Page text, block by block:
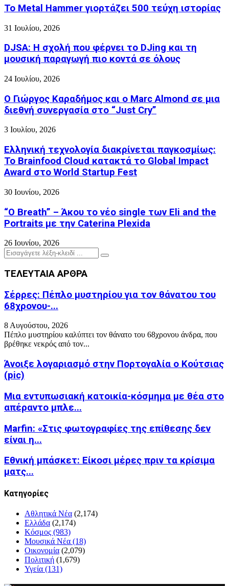
Το Metal Hammer γιορτάζει 500 τεύχη ιστορίας
31 Ιουλίου, 2026
DJSA: Η σχολή που φέρνει το DJing και τη
μουσική παραγωγή πιο κοντά σε όλους
24 Ιουλίου, 2026
Ο Γιώργος Καραδήμος και ο Marc Almond σε μια
διεθνή συνεργασία στο “Just Cry”
3 Ιουλίου, 2026
Ελληνική τεχνολογία διακρίνεται παγκοσμίως:
Το Brainfood Cloud κατακτά το Global Impact
Award στο World Startup Fest
30 Ιουνίου, 2026
“O Breath” – Άκου το νέο single των Eli and the
Portraits με την Caterina Plexida
26 Ιουνίου, 2026
Search
for:
Search
ΤΕΛΕΥΤΑΙΑ ΑΡΘΡΑ
Σέρρες: Πέπλο μυστηρίου για τον θάνατου του
68χρονου-...
8 Αυγούστου, 2026
Πέπλο μυστηρίου καλύπτει τον θάνατο του 68χρονου άνδρα, που
βρέθηκε νεκρός από τον...
Άνοιξε λογαριασμό στην Πορτογαλία ο Κούτσιας
(pic)
Μια εντυπωσιακή κατοικία-κόσμημα με θέα στο
απέραντο μπλε...
Marfin: «Στις φωτογραφίες της επίθεσης δεν
είναι η...
Εθνική μπάσκετ: Είκοσι μέρες πριν τα κρίσιμα
ματς...
Kατηγορίες
Αθλητικά Νέα (2,174)
Ελλάδα (2,174)
Κόσμος (983)
Μουσικά Νέα (18)
Οικονομία (2,079)
Πολιτική (1,679)
Υγεία (131)